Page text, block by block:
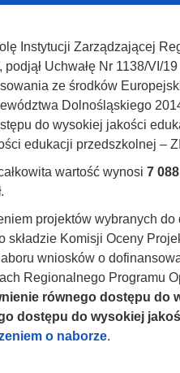
Instytucji Zarządzającej
Uchwałę Nr 1138/VI/
ze środków
Dolnośląskiego
do wysokiej jakości
edukacji przedszkolnej –
wartość wynosi 7
.
projektów wybranych
Komisji Oceny
wniosków o
Regionalnego Programu
równego dostępu do
dostępu do wysokiej
o naborze.